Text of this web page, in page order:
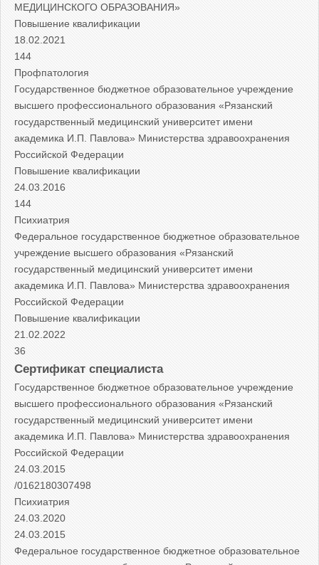
МЕДИЦИНСКОГО ОБРАЗОВАНИЯ»
Повышение квалификации
18.02.2021
144
Профпатология
Государственное бюджетное образовательное учреждение
высшего профессионального образования «Рязанский
государственный медицинский университет имени
академика И.П. Павлова» Министерства здравоохранения
Российской Федерации
Повышение квалификации
24.03.2016
144
Психиатрия
Федеральное государственное бюджетное образовательное
учреждение высшего образования «Рязанский
государственный медицинский университет имени
академика И.П. Павлова» Министерства здравоохранения
Российской Федерации
Повышение квалификации
21.02.2022
36
Сертификат специалиста
Государственное бюджетное образовательное учреждение
высшего профессионального образования «Рязанский
государственный медицинский университет имени
академика И.П. Павлова» Министерства здравоохранения
Российской Федерации
24.03.2015
/0162180307498
Психиатрия
24.03.2020
24.03.2015
Федеральное государственное бюджетное образовательное